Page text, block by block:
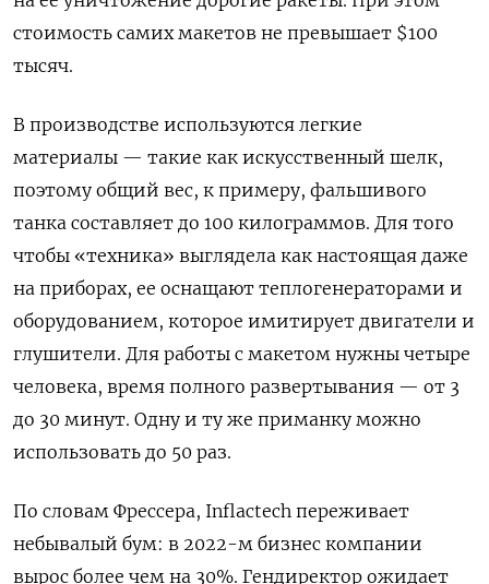
стоимость самих макетов не превышает $100
тысяч.
В производстве используются легкие
материалы — такие как искусственный шелк,
поэтому общий вес, к примеру, фальшивого
танка составляет до 100 килограммов. Для того
чтобы «техника» выглядела как настоящая даже
на приборах, ее оснащают теплогенераторами и
оборудованием, которое имитирует двигатели и
глушители. Для работы с макетом нужны четыре
человека, время полного развертывания — от 3
до 30 минут. Одну и ту же приманку можно
использовать до 50 раз.
По словам Фрессера, Inflactech переживает
небывалый бум: в 2022-м бизнес компании
вырос более чем на 30%. Гендиректор ожидает